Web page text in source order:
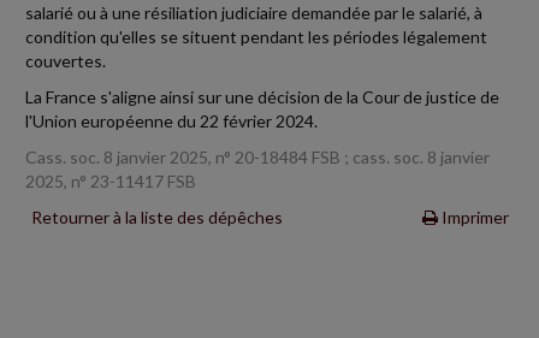
salarié ou à une résiliation judiciaire demandée par le salarié, à
condition qu'elles se situent pendant les périodes légalement
couvertes.
La France s'aligne ainsi sur une décision de la Cour de justice de
l'Union européenne du 22 février 2024.
Cass. soc. 8 janvier 2025, n° 20-18484 FSB ; cass. soc. 8 janvier
2025, n° 23-11417 FSB
Retourner à la liste des dépêches
Imprimer